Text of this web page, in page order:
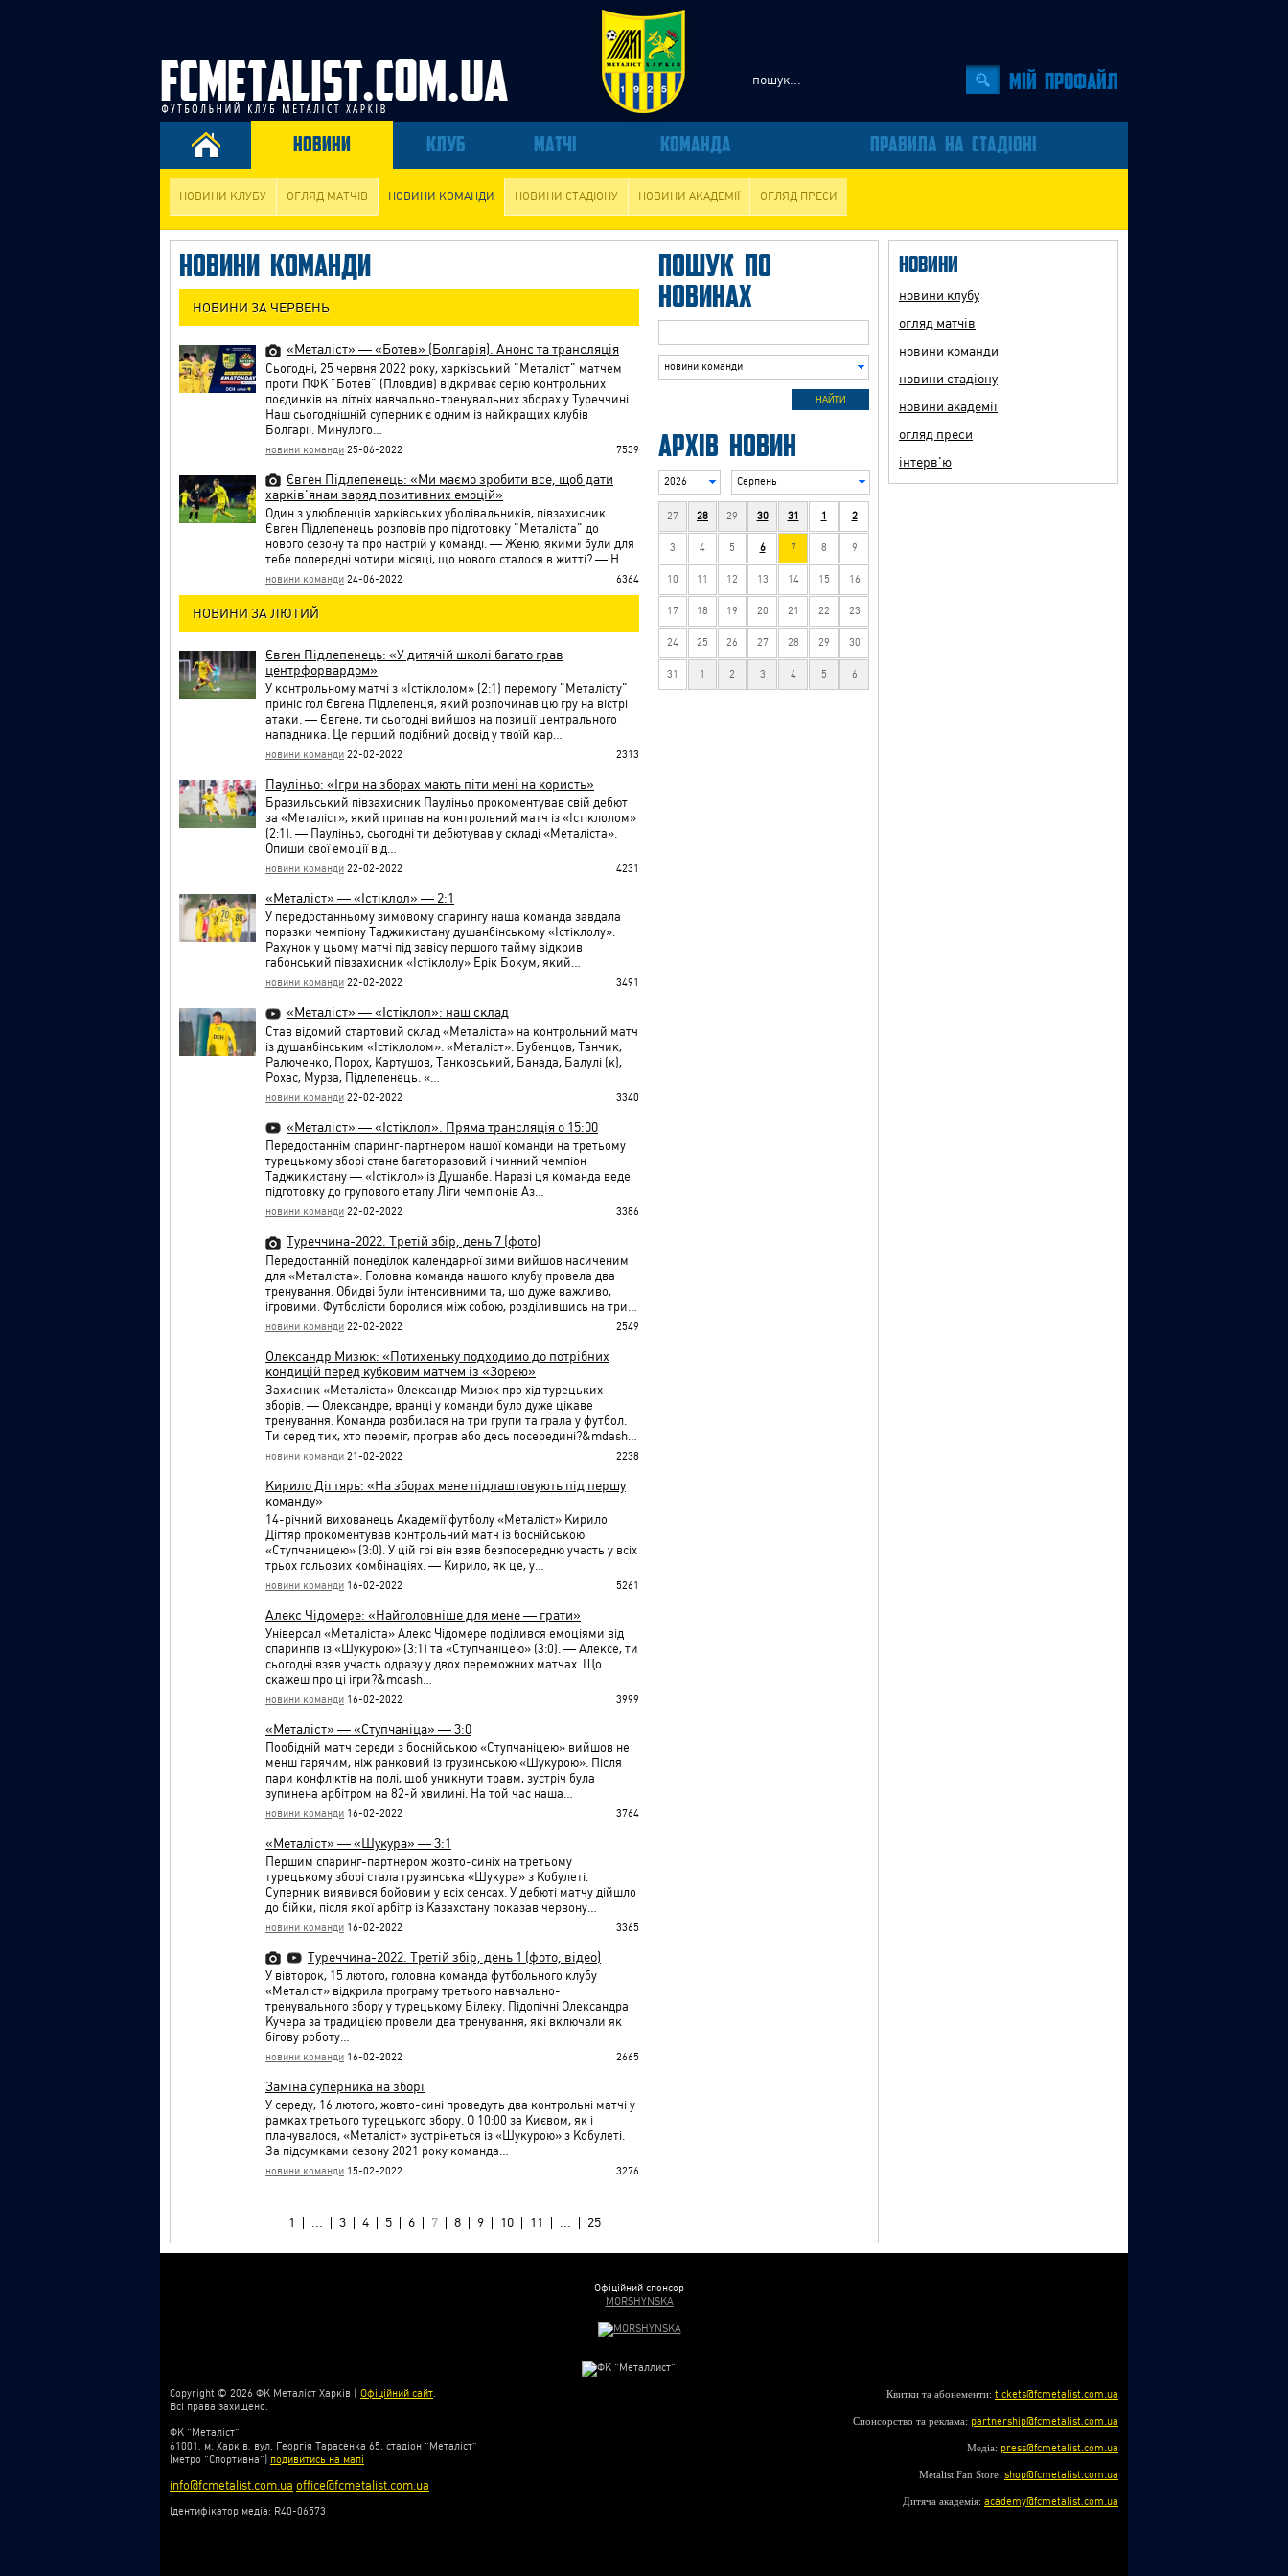
Мiй профайл
НОВИНИ КЛУБ МАТЧІ КОМАНДА ПРАВИЛА НА СТАДІОНІ
НОВИНИ КЛУБУ ОГЛЯД МАТЧІВ НОВИНИ КОМАНДИ НОВИНИ СТАДІОНУ НОВИНИ АКАДЕМІЇ ОГЛЯД ПРЕСИ
НОВИНИ КОМАНДИ
НОВИНИ ЗА ЧЕРВЕНЬ
«Металіст» — «Ботев» (Болгарія). Анонс та трансляція
Сьогодні, 25 червня 2022 року, харківський "Металіст" матчем
проти ПФК "Ботев" (Пловдив) відкриває серію контрольних
поєдинків на літніх навчально-тренувальних зборах у Туреччині.
Наш сьогоднішній суперник є одним із найкращих клубів
Болгарії. Минулого…
новини команди 25-06-2022 7539
Євген Підлепенець: «Ми маємо зробити все, щоб дати
харків'янам заряд позитивних емоцій»
Один з улюбленців харківських уболівальників, півзахисник
Євген Підлепенець розповів про підготовку "Металіста" до
нового сезону та про настрій у команді. — Женю, якими були для
тебе попередні чотири місяці, що нового сталося в житті? — Н…
новини команди 24-06-2022 6364
НОВИНИ ЗА ЛЮТИЙ
Євген Підлепенець: «У дитячій школі багато грав
центрфорвардом»
У контрольному матчі з «Істіклолом» (2:1) перемогу "Металісту"
приніс гол Євгена Підлепенця, який розпочинав цю гру на вістрі
атаки. — Євгене, ти сьогодні вийшов на позиції центрального
нападника. Це перший подібний досвід у твоїй кар…
новини команди 22-02-2022 2313
Пауліньо: «Ігри на зборах мають піти мені на користь»
Бразильський півзахисник Пауліньо прокоментував свій дебют
за «Металіст», який припав на контрольний матч із «Істіклолом»
(2:1). — Пауліньо, сьогодні ти дебютував у складі «Металіста».
Опиши свої емоції від…
новини команди 22-02-2022 4231
«Металіст» — «Істіклол» — 2:1
У передостанньому зимовому спарингу наша команда завдала
поразки чемпіону Таджикистану душанбінському «Істіклолу».
Рахунок у цьому матчі під завісу першого тайму відкрив
габонський півзахисник «Істіклолу» Ерік Бокум, який…
новини команди 22-02-2022 3491
«Металіст» — «Істіклол»: наш склад
Став відомий стартовий склад «Металіста» на контрольний матч
із душанбінським «Істіклолом». «Металіст»: Бубенцов, Танчик,
Ралюченко, Порох, Картушов, Танковський, Банада, Балулі (к),
Рохас, Мурза, Підлепенець. «…
новини команди 22-02-2022 3340
«Металіст» — «Істіклол». Пряма трансляція о 15:00
Передостаннім спаринг-партнером нашої команди на третьому
турецькому зборі стане багаторазовий і чинний чемпіон
Таджикистану — «Істіклол» із Душанбе. Наразі ця команда веде
підготовку до групового етапу Ліги чемпіонів Аз…
новини команди 22-02-2022 3386
Туреччина-2022. Третій збір, день 7 (фото)
Передостанній понеділок календарної зими вийшов насиченим
для «Металіста». Головна команда нашого клубу провела два
тренування. Обидві були інтенсивними та, що дуже важливо,
ігровими. Футболісти боролися між собою, розділившись на три…
новини команди 22-02-2022 2549
Олександр Мизюк: «Потихеньку подходимо до потрібних
кондицій перед кубковим матчем із «Зорею»
Захисник «Металіста» Олександр Мизюк про хід турецьких
зборів. — Олександре, вранці у команди було дуже цікаве
тренування. Команда розбилася на три групи та грала у футбол.
Ти серед тих, хто переміг, програв або десь посередині?&mdash…
новини команди 21-02-2022 2238
Кирило Дігтярь: «На зборах мене підлаштовують під першу
команду»
14-річний вихованець Академії футболу «Металіст» Кирило
Дігтяр прокоментував контрольний матч із боснійською
«Ступчаницею» (3:0). У цій грі він взяв безпосередню участь у всіх
трьох гольових комбінаціях. — Кирило, як це, у…
новини команди 16-02-2022 5261
Алекс Чідомере: «Найголовніше для мене — грати»
Універсал «Металіста» Алекс Чідомере поділився емоціями від
спарингів із «Шукурою» (3:1) та «Ступчаніцею» (3:0). — Алексе, ти
сьогодні взяв участь одразу у двох переможних матчах. Що
скажеш про ці ігри?&mdash…
новини команди 16-02-2022 3999
«Металіст» — «Ступчаніца» — 3:0
Пообідній матч середи з боснійською «Ступчаніцею» вийшов не
менш гарячим, ніж ранковий із грузинською «Шукурою». Після
пари конфліктів на полі, щоб уникнути травм, зустріч була
зупинена арбітром на 82-й хвилині. На той час наша…
новини команди 16-02-2022 3764
«Металіст» — «Шукура» — 3:1
Першим спаринг-партнером жовто-синіх на третьому
турецькому зборі стала грузинська «Шукура» з Кобулеті.
Суперник виявився бойовим у всіх сенсах. У дебюті матчу дійшло
до бійки, після якої арбітр із Казахстану показав червону…
новини команди 16-02-2022 3365
Туреччина-2022. Третій збір, день 1 (фото, відео)
У вівторок, 15 лютого, головна команда футбольного клубу
«Металіст» відкрила програму третього навчально-
тренувального збору у турецькому Білеку. Підопічні Олександра
Кучера за традицією провели два тренування, які включали як
бігову роботу…
новини команди 16-02-2022 2665
Заміна суперника на зборі
У середу, 16 лютого, жовто-сині проведуть два контрольні матчі у
рамках третього турецького збору. О 10:00 за Києвом, як і
планувалося, «Металіст» зустрінеться із «Шукурою» з Кобулеті.
За підсумками сезону 2021 року команда…
новини команди 15-02-2022 3276
1 ... 3 4 5 6 7 8 9 10 11 ... 25
ПОШУК ПО
НОВИНАХ
новини команди
АРХІВ НОВИН
2026 Серпень
27 28 29 30 31 1 2
3 4 5 6 7 8 9
10 11 12 13 14 15 16
17 18 19 20 21 22 23
24 25 26 27 28 29 30
31 1 2 3 4 5 6
Новини
новини клубу
огляд матчів
новини команди
новини стадіону
новини академії
огляд преси
інтерв'ю
Офіційний спонсор
MORSHYNSKA
Copyright © 2026 ФК Металіст Харків | Офіційний сайт.
Всі права захищено.
ФК “Металіст”
61001, м. Харків, вул. Георгія Тарасенка 65, стадіон “Металіст”
(метро “Спортивна”) подивитись на мапі
info@fcmetalist.com.ua office@fcmetalist.com.ua
Ідентифікатор медіа: R40-06573
Квитки та абонементи: tickets@fcmetalist.com.ua
Спонсорство та реклама: partnership@fcmetalist.com.ua
Медіа: press@fcmetalist.com.ua
Metalist Fan Store: shop@fcmetalist.com.ua
Дитяча академія: academy@fcmetalist.com.ua